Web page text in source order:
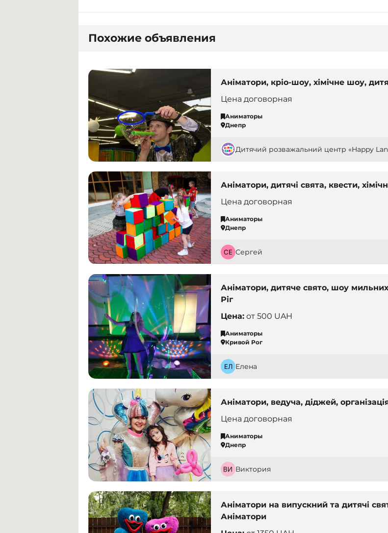
Похожие объявления
Аніматори, кріо-шоу, хімічне шоу,
Цена договорная
Аниматоры
Днепр
Дитячий розважальний центр «Happy
Аніматори, дитячі свята, квести,
Цена договорная
Аниматоры
Днепр
Сергей
Аніматори, дитяче свято, шоу
Ріг
Цена: от 500 UAH
Аниматоры
Кривой Рог
Елена
Аніматори, ведуча, діджей,
Цена договорная
Аниматоры
Днепр
Виктория
Аніматори на випускний та дитячі
Аніматори